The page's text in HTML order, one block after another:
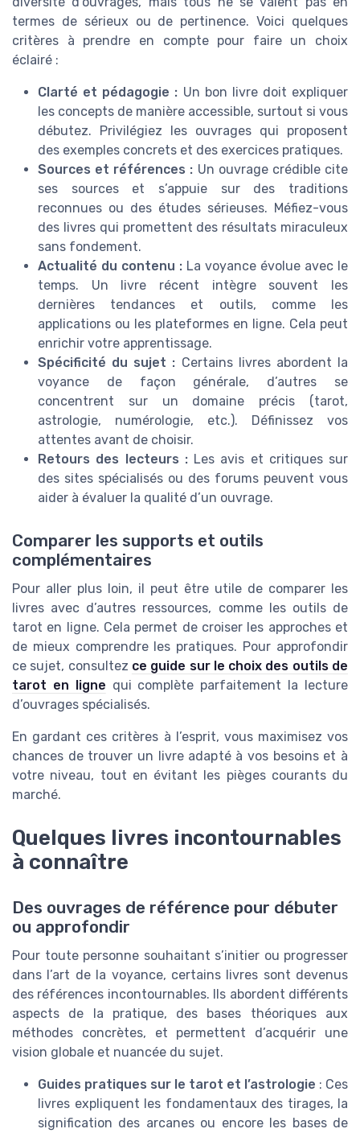
termes de sérieux ou de pertinence. Voici quelques
critères à prendre en compte pour faire un choix
éclairé :
Clarté et pédagogie : Un bon livre doit expliquer
les concepts de manière accessible, surtout si vous
débutez. Privilégiez les ouvrages qui proposent
des exemples concrets et des exercices pratiques.
Sources et références : Un ouvrage crédible cite
ses sources et s’appuie sur des traditions
reconnues ou des études sérieuses. Méfiez-vous
des livres qui promettent des résultats miraculeux
sans fondement.
Actualité du contenu : La voyance évolue avec le
temps. Un livre récent intègre souvent les
dernières tendances et outils, comme les
applications ou les plateformes en ligne. Cela peut
enrichir votre apprentissage.
Spécificité du sujet : Certains livres abordent la
voyance de façon générale, d’autres se
concentrent sur un domaine précis (tarot,
astrologie, numérologie, etc.). Définissez vos
attentes avant de choisir.
Retours des lecteurs :Les avis et critiques sur
des sites spécialisés ou des forums peuvent vous
aider à évaluer la qualité d’un ouvrage.
Comparer les supports et outils
complémentaires
Pour aller plus loin, il peut être utile de comparer les
livres avec d’autres ressources, comme les outils de
tarot en ligne. Cela permet de croiser les approches et
de mieux comprendre les pratiques. Pour approfondir
ce sujet, consultez ce guide sur le choix des outils de
tarot en ligne qui complète parfaitement la lecture
d’ouvrages spécialisés.
En gardant ces critères à l’esprit, vous maximisez vos
chances de trouver un livre adapté à vos besoins et à
votre niveau, tout en évitant les pièges courants du
marché.
Quelques livres incontournables
à connaître
Des ouvrages de référence pour débuter
ou approfondir
Pour toute personne souhaitant s’initier ou progresser
dans l’art de la voyance, certains livres sont devenus
des références incontournables. Ils abordent différents
aspects de la pratique, des bases théoriques aux
méthodes concrètes, et permettent d’acquérir une
vision globale et nuancée du sujet.
Guides pratiques sur le tarot et l’astrologie : Ces
livres expliquent les fondamentaux des tirages, la
signification des arcanes ou encore les bases de